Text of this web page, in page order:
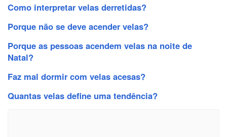
Como interpretar velas derretidas?
Porque não se deve acender velas?
Porque as pessoas acendem velas na noite de
Natal?
Faz mal dormir com velas acesas?
Quantas velas define uma tendência?